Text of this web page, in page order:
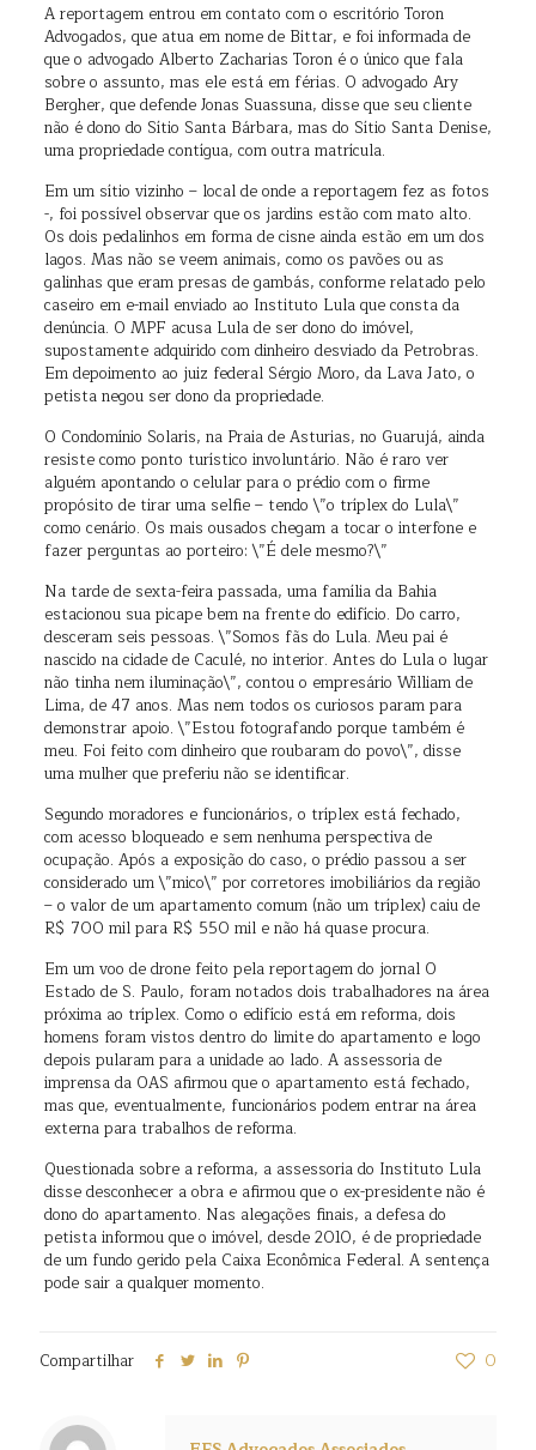
A reportagem entrou em contato com o escritório Toron
Advogados, que atua em nome de Bittar, e foi informada de
que o advogado Alberto Zacharias Toron é o único que fala
sobre o assunto, mas ele está em férias. O advogado Ary
Bergher, que defende Jonas Suassuna, disse que seu cliente
não é dono do Sítio Santa Bárbara, mas do Sítio Santa Denise,
uma propriedade contígua, com outra matrícula.
Em um sítio vizinho – local de onde a reportagem fez as fotos
-, foi possível observar que os jardins estão com mato alto.
Os dois pedalinhos em forma de cisne ainda estão em um dos
lagos. Mas não se veem animais, como os pavões ou as
galinhas que eram presas de gambás, conforme relatado pelo
caseiro em e-mail enviado ao Instituto Lula que consta da
denúncia. O MPF acusa Lula de ser dono do imóvel,
supostamente adquirido com dinheiro desviado da Petrobras.
Em depoimento ao juiz federal Sérgio Moro, da Lava Jato, o
petista negou ser dono da propriedade.
O Condomínio Solaris, na Praia de Asturias, no Guarujá, ainda
resiste como ponto turístico involuntário. Não é raro ver
alguém apontando o celular para o prédio com o firme
propósito de tirar uma selfie – tendo \”o tríplex do Lula\”
como cenário. Os mais ousados chegam a tocar o interfone e
fazer perguntas ao porteiro: \”É dele mesmo?\”
Na tarde de sexta-feira passada, uma família da Bahia
estacionou sua picape bem na frente do edifício. Do carro,
desceram seis pessoas. \”Somos fãs do Lula. Meu pai é
nascido na cidade de Caculé, no interior. Antes do Lula o lugar
não tinha nem iluminação\”, contou o empresário William de
Lima, de 47 anos. Mas nem todos os curiosos param para
demonstrar apoio. \”Estou fotografando porque também é
meu. Foi feito com dinheiro que roubaram do povo\”, disse
uma mulher que preferiu não se identificar.
Segundo moradores e funcionários, o tríplex está fechado,
com acesso bloqueado e sem nenhuma perspectiva de
ocupação. Após a exposição do caso, o prédio passou a ser
considerado um \”mico\” por corretores imobiliários da região
– o valor de um apartamento comum (não um tríplex) caiu de
R$ 700 mil para R$ 550 mil e não há quase procura.
Em um voo de drone feito pela reportagem do jornal O
Estado de S. Paulo, foram notados dois trabalhadores na área
próxima ao tríplex. Como o edifício está em reforma, dois
homens foram vistos dentro do limite do apartamento e logo
depois pularam para a unidade ao lado. A assessoria de
imprensa da OAS afirmou que o apartamento está fechado,
mas que, eventualmente, funcionários podem entrar na área
externa para trabalhos de reforma.
Questionada sobre a reforma, a assessoria do Instituto Lula
disse desconhecer a obra e afirmou que o ex-presidente não é
dono do apartamento. Nas alegações finais, a defesa do
petista informou que o imóvel, desde 2010, é de propriedade
de um fundo gerido pela Caixa Econômica Federal. A sentença
pode sair a qualquer momento.
Compartilhar 0